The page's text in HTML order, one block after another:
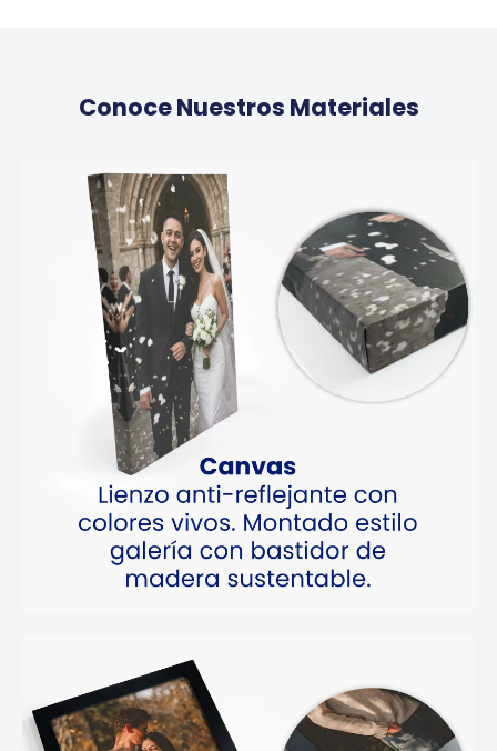
Conoce Nuestros Materiales